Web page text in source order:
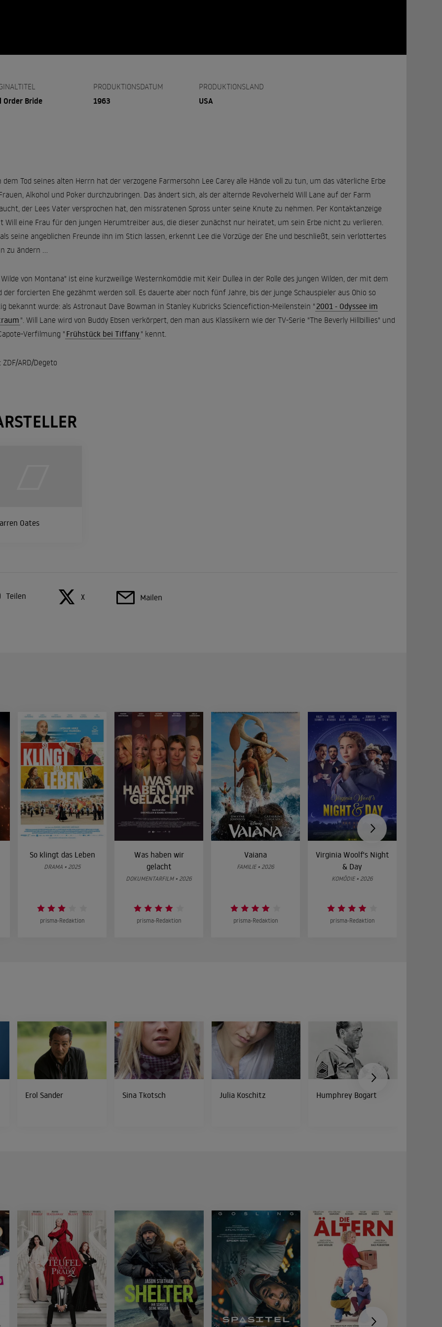
Order Bride
PRODUKTIONSDATUM
1963
PRODUKTIONSLAND
USA
dem Tod seines alten Herrn hat der verzogene Farmersohn Lee Carey alle Hände voll zu tun, um das väterliche Erbe
Alkohol und Poker durchzubringen. Das ändert sich, als der alternde Revolverheld Will Lane auf der Farm
der Lees Vater versprochen hat, den missratenen Spross unter seine Knute zu nehmen. Per Kontaktanzeige
Will eine Frau für den jungen Herumtreiber aus, die dieser zunächst nur heiratet, um sein Erbe nicht zu verlieren.
seine angeblichen Freunde ihn im Stich lassen, erkennt Lee die Vorzüge der Ehe und beschließt, sein verlottertes
zu ändern ...
von Montana" ist eine kurzweilige Westernkomödie mit Keir Dullea in der Rolle des jungen Wilden, der mit dem
der forcierten Ehe gezähmt werden soll. Es dauerte aber noch fünf Jahre, bis der junge Schauspieler aus Ohio so
bekannt wurde: als Astronaut Dave Bowman in Stanley Kubricks Sciencefiction-Meilenstein " 2001 - Odyssee im
". Will Lane wird von Buddy Ebsen verkörpert, den man aus Klassikern wie der TV-Serie "The Beverly Hillbillies" und
Verfilmung " Frühstück bei Tiffany " kennt.
ZDF/ARD/Degeto
Oates
Teilen X Mailen
So klingt das Leben
DRAMA • 2025
prisma-Redaktion
Was haben wir
gelacht
DOKUMENTARFILM • 2026
prisma-Redaktion
Vaiana
FAMILIE • 2026
prisma-Redaktion
Virginia Woolf's Night
& Day
KOMÖDIE • 2026
prisma-Redaktion
Erol Sander Sina Tkotsch Julia Koschitz Humphrey Bogart